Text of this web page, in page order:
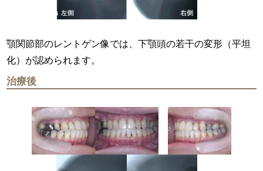
顎関節部のレントゲン像では、下顎頭の若干の変形（平坦
化）が認められます。
治療後